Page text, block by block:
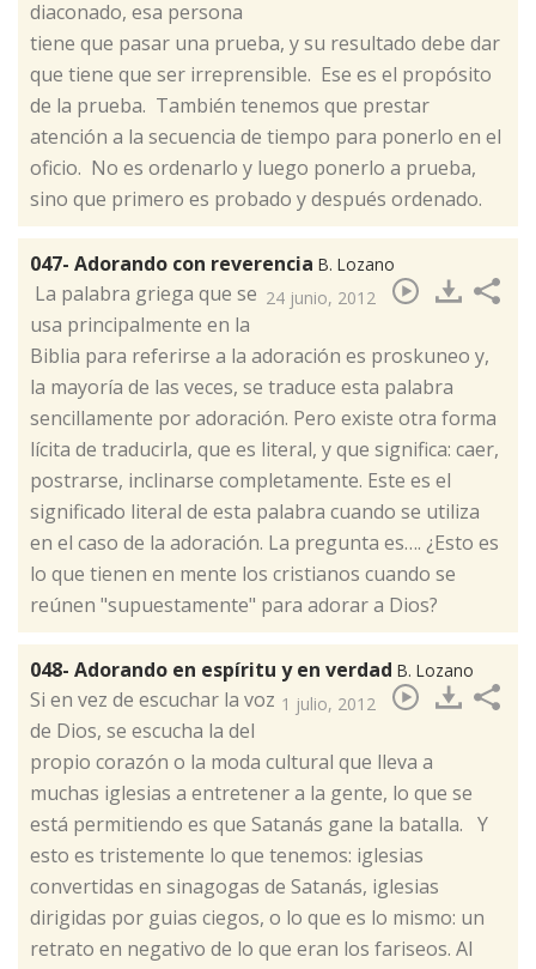
diaconado, esa persona
tiene que pasar una prueba, y su resultado debe dar
que tiene que ser irreprensible. Ese es el propósito
de la prueba. También tenemos que prestar
atención a la secuencia de tiempo para ponerlo en el
oficio. No es ordenarlo y luego ponerlo a prueba,
sino que primero es probado y después ordenado.
047- Adorando con reverencia B. Lozano
24 junio, 2012
​ La palabra griega que se
usa principalmente en la
Biblia para referirse a la adoración es proskuneo y,
la mayoría de las veces, se traduce esta palabra
sencillamente por adoración. Pero existe otra forma
lícita de traducirla, que es literal, y que significa: caer,
postrarse, inclinarse completamente. Este es el
significado literal de esta palabra cuando se utiliza
en el caso de la adoración. La pregunta es…. ¿Esto es
lo que tienen en mente los cristianos cuando se
reúnen "supuestamente" para adorar a Dios?
048- Adorando en espíritu y en verdad B. Lozano
1 julio, 2012
​Si en vez de escuchar la voz
de Dios, se escucha la del
propio corazón o la moda cultural que lleva a
muchas iglesias a entretener a la gente, lo que se
está permitiendo es que Satanás gane la batalla. Y
esto es tristemente lo que tenemos: iglesias
convertidas en sinagogas de Satanás, iglesias
dirigidas por guias ciegos, o lo que es lo mismo: un
retrato en negativo de lo que eran los fariseos. Al